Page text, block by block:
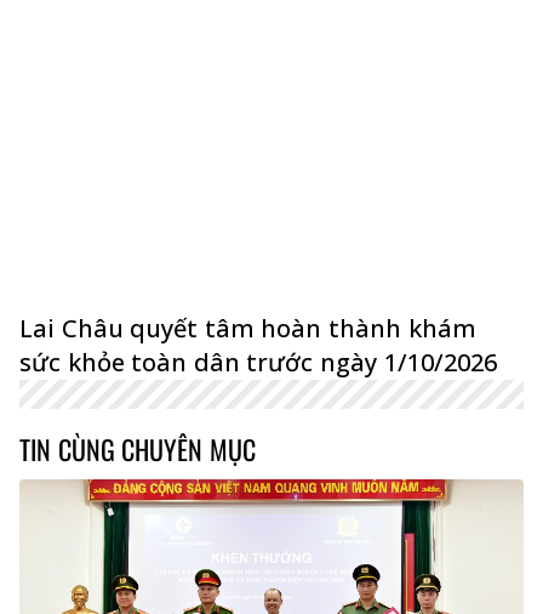
Lai Châu quyết tâm hoàn thành khám
sức khỏe toàn dân trước ngày 1/10/2026
TIN CÙNG CHUYÊN MỤC